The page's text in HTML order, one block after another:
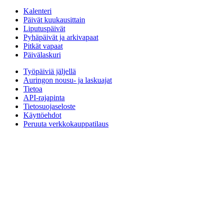
Kalenteri
Päivät kuukausittain
Liputuspäivät
Pyhäpäivät ja arkivapaat
Pitkät vapaat
Päivälaskuri
Työpäiviä jäljellä
Auringon nousu- ja laskuajat
Tietoa
API-rajapinta
Tietosuojaseloste
Käyttöehdot
Peruuta verkkokauppatilaus